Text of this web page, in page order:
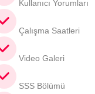
Kullanıcı Yorumları
Çalışma Saatleri
Video Galeri
SSS Bölümü